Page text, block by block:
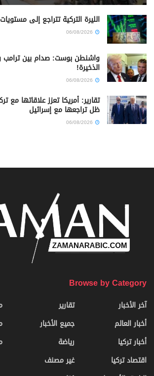
الليرة التركية تتراجع إلى
واشنطن بوست: صدام بين ترامب
الذخيرة!
تقارير: أمريكا تعزز علاقاتها مع
ظل تراجعها مع إسرائيل
Browse by Category
آخر الأخبار
أخبار العالم
أخبار تركيا
اقتصاد تركيا
تقارير
جميع الأخبار
رياضة
غير مصنف